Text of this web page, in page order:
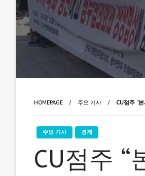
HOMEPAGE 주요 기사 CU점주 “
주요 기사 경제
CU점주 “